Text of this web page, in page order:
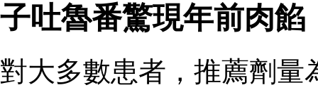
子吐魯番驚現年前肉餡
對大多數患者，推薦劑量